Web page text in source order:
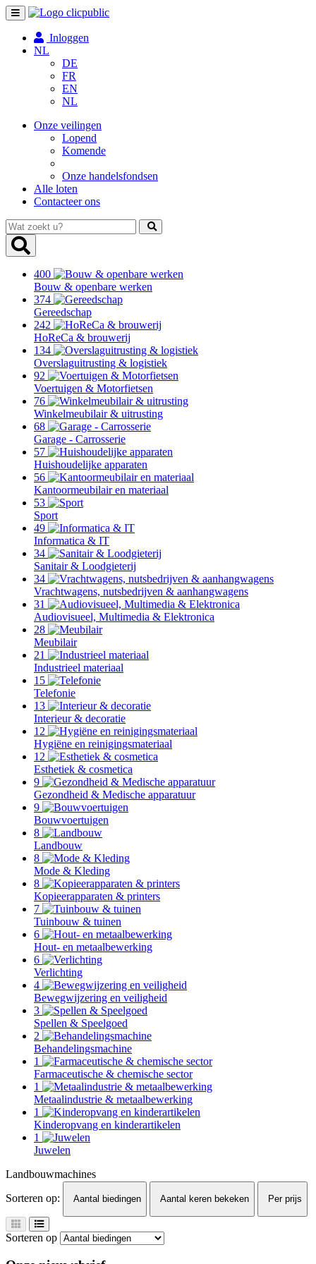
Toggle
navigation
Inloggen
NL
DE
FR
EN
NL
Onze veilingen
Lopend
Komende
Onze handelsfondsen
Alle loten
Contacteer ons
Wat
zoekt
u?
400
Bouw & openbare werken
374
Gereedschap
242
HoReCa & brouwerij
134
Overslaguitrusting & logistiek
92
Voertuigen & Motorfietsen
76
Winkelmeubilair & uitrusting
68
Garage - Carrosserie
57
Huishoudelijke apparaten
56
Kantoormeubilair en materiaal
53
Sport
49
Informatica & IT
34
Sanitair & Loodgieterij
34
Vrachtwagens, nutsbedrijven & aanhangwagens
31
Audiovisueel, Multimedia & Elektronica
28
Meubilair
21
Industrieel materiaal
15
Telefonie
13
Interieur & decoratie
12
Hygiëne en reinigingsmateriaal
12
Esthetiek & cosmetica
9
Gezondheid & Medische apparatuur
9
Bouwvoertuigen
8
Landbouw
8
Mode & Kleding
8
Kopieerapparaten & printers
7
Tuinbouw & tuinen
6
Hout- en metaalbewerking
6
Verlichting
4
Bewegwijzering en veiligheid
3
Spellen & Speelgoed
2
Behandelingsmachine
1
Farmaceutische & chemische sector
1
Metaalindustrie & metaalbewerking
1
Kinderopvang en kinderartikelen
1
Juwelen
Landbouwmachines
Sorteren op:
Aantal biedingen Aantal keren bekeken Per prijs
Sorteren op